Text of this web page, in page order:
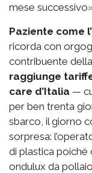
mese
Paziente come
ricorda con
contribuente della
raggiunge
care d’Italia —
per ben trenta
sbarco, il giorno
sorpresa:
di plastica
ondulux da